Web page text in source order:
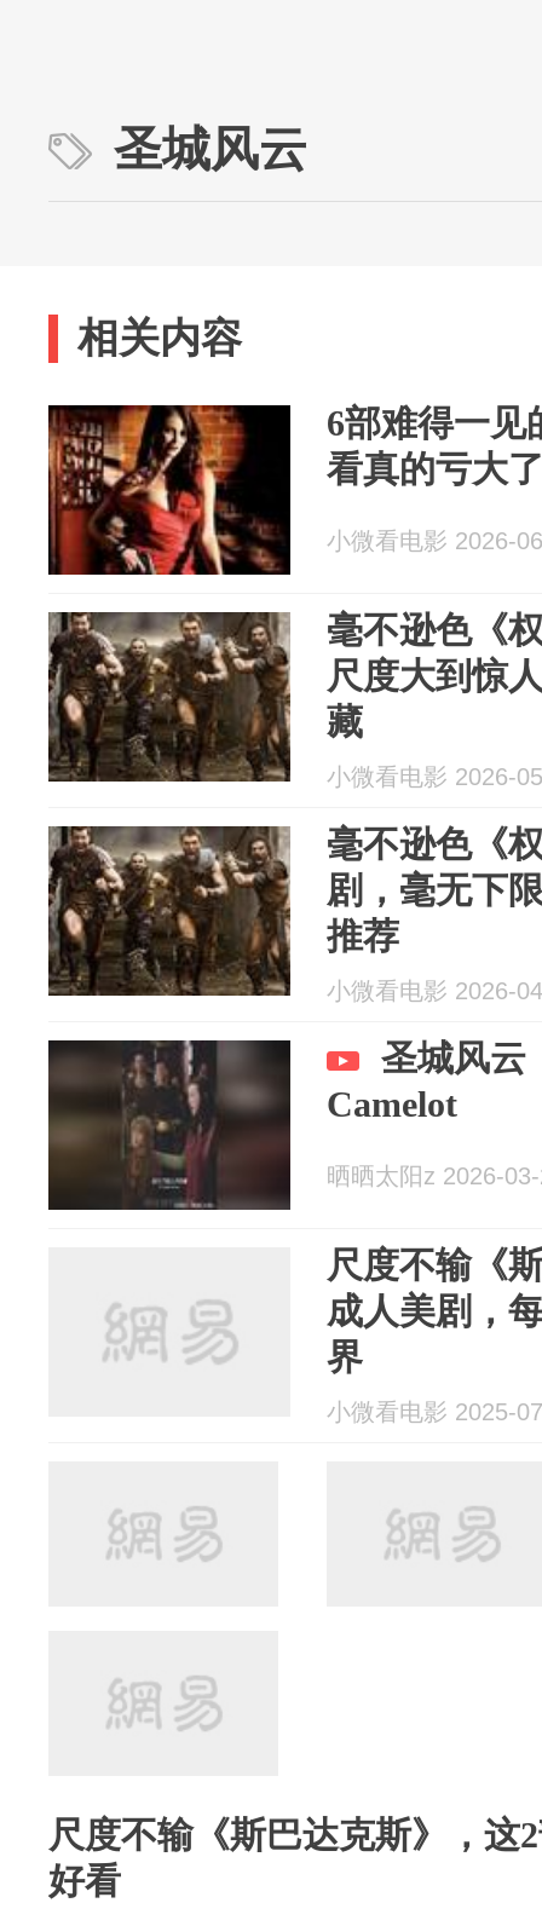
圣城风云
相关内容
6部难得一见
看真的亏大
小微看电影 2026-
毫不逊色《
尺度大到惊
藏
小微看电影 2026-
毫不逊色《
剧，毫无下
推荐
小微看电影 2026-
圣城风云
Camelot
晒晒太阳z 2026-
尺度不输《
成人美剧，
界
小微看电影 2025-
尺度不输《斯巴达克斯》，这
好看